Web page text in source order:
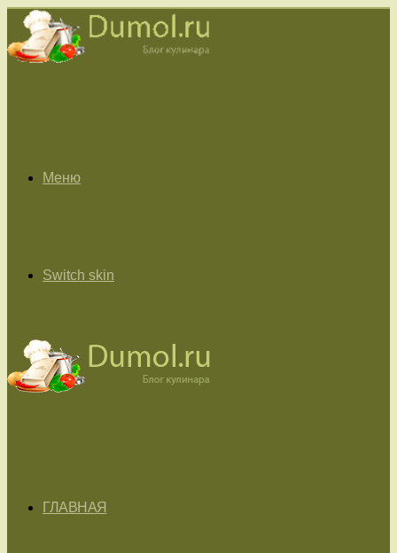
Меню
Switch skin
ГЛАВНАЯ